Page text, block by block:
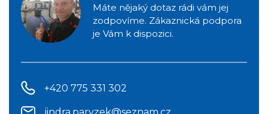
Máte nějaký dotaz rádi vám jej
zodpovíme. Zákaznická podpora
je Vám k dispozici.
+420 775 331 302
jindra.paryzek@seznam.cz